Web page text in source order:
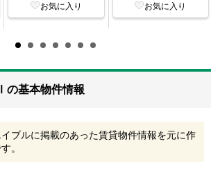
お気に入り お気に入り
の基本物件情報
ブルに掲載のあった賃貸物件情報を元に作
。